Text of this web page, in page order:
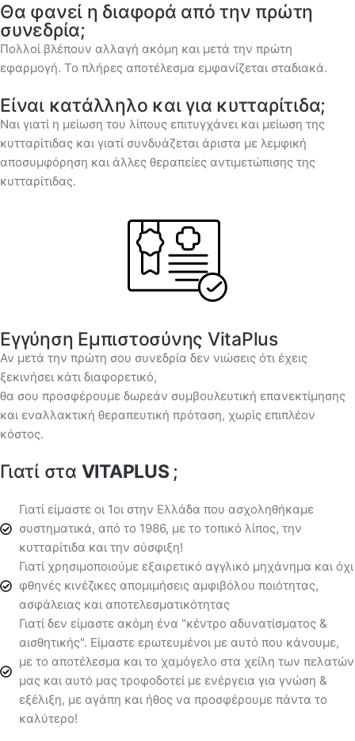
Θα φανεί η διαφορά από την πρώτη
συνεδρία;
Πολλοί βλέπουν αλλαγή ακόμη και μετά την πρώτη
εφαρμογή. Το πλήρες αποτέλεσμα εμφανίζεται σταδιακά.
Είναι κατάλληλο και για κυτταρίτιδα;
Ναι γιατί η μείωση του λίπους επιτυγχάνει και μείωση της
κυτταρίτιδας και γιατί συνδυάζεται άριστα με λεμφική
αποσυμφόρηση και άλλες θεραπείες αντιμετώπισης της
κυτταρίτιδας.
Εγγύηση Εμπιστοσύνης VitaPlus
Αν μετά την πρώτη σου συνεδρία δεν νιώσεις ότι έχεις
ξεκινήσει κάτι διαφορετικό,
θα σου προσφέρουμε δωρεάν συμβουλευτική επανεκτίμησης
και εναλλακτική θεραπευτική πρόταση, χωρίς επιπλέον
κόστος.
Γιατί στα VITAPLUS ;
Γιατί είμαστε οι 1οι στην Ελλάδα που ασχοληθήκαμε
συστηματικά, από το 1986, με το τοπικό λίπος, την
κυτταρίτιδα και την σύσφιξη!
Γιατί χρησιμοποιούμε εξαιρετικό αγγλικό μηχάνημα και όχι
φθηνές κινέζικες απομιμήσεις αμφιβόλου ποιότητας,
ασφάλειας και αποτελεσματικότητας
Γιατί δεν είμαστε ακόμη ένα "κέντρο αδυνατίσματος &
αισθητικής". Είμαστε ερωτευμένοι με αυτό που κάνουμε,
με το αποτέλεσμα και το χαμόγελο στα χείλη των πελατών
μας και αυτό μας τροφοδοτεί με ενέργεια για γνώση &
εξέλιξη, με αγάπη και ήθος να προσφέρουμε πάντα το
καλύτερο!